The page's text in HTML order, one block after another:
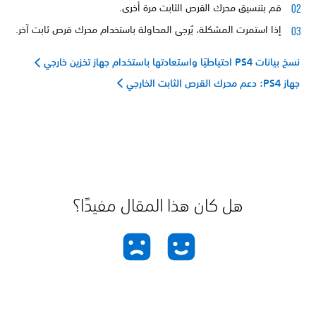
قم بتنسيق محرك القرص الثابت مرة أخرى.
إذا استمرت المشكلة، يُرجى المحاولة باستخدام محرك قرص ثابت آخر.
نسخ بيانات PS4 احتياطيًا واستعادتها باستخدام جهاز تخزين خارجي
جهاز PS4: دعم محرك القرص الثابت الخارجي
هل كان هذا المقال مفيدًا؟